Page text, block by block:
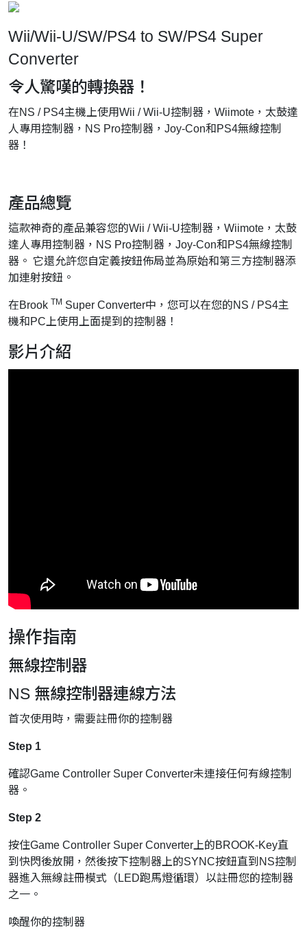
Wii/Wii-U/SW/PS4 to SW/PS4 Super
Converter
令人驚嘆的轉換器！
在NS / PS4主機上使用Wii / Wii-U控制器，Wiimote，太鼓達
人專用控制器，NS Pro控制器，Joy-Con和PS4無線控制
器！
產品總覽
這款神奇的產品兼容您的Wii / Wii-U控制器，Wiimote，太鼓
達人專用控制器，NS Pro控制器，Joy-Con和PS4無線控制
器。 它還允許您自定義按鈕佈局並為原始和第三方控制器添
加連射按鈕。
在Brook TM Super Converter中，您可以在您的NS / PS4主
機和PC上使用上面提到的控制器！
影片介紹
操作指南
無線控制器
NS 無線控制器連線方法
首次使用時，需要註冊你的控制器
Step 1
確認Game Controller Super Converter未連接任何有線控制
器。
Step 2
按住Game Controller Super Converter上的BROOK-Key直
到快閃後放開，然後按下控制器上的SYNC按鈕直到NS控制
器進入無線註冊模式（LED跑馬燈循環）以註冊您的控制器
之一。
喚醒你的控制器